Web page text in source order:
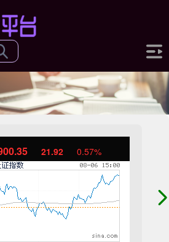
21.92 0.57%